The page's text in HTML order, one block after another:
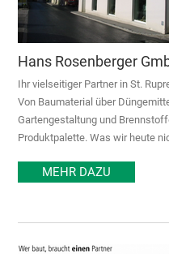
Hans Rosenberger
Ihr vielseitiger Partner in St.
Von Baumaterial über
Gartengestaltung und
Produktpalette. Was wir heute
MEHR DAZU